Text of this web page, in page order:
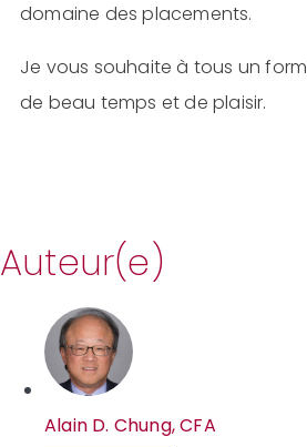
domaine des placements.
Je vous souhaite à tous un
de beau temps et de plaisir.
Auteur(e)
Alain D. Chung, CFA